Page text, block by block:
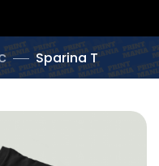
Sparina T